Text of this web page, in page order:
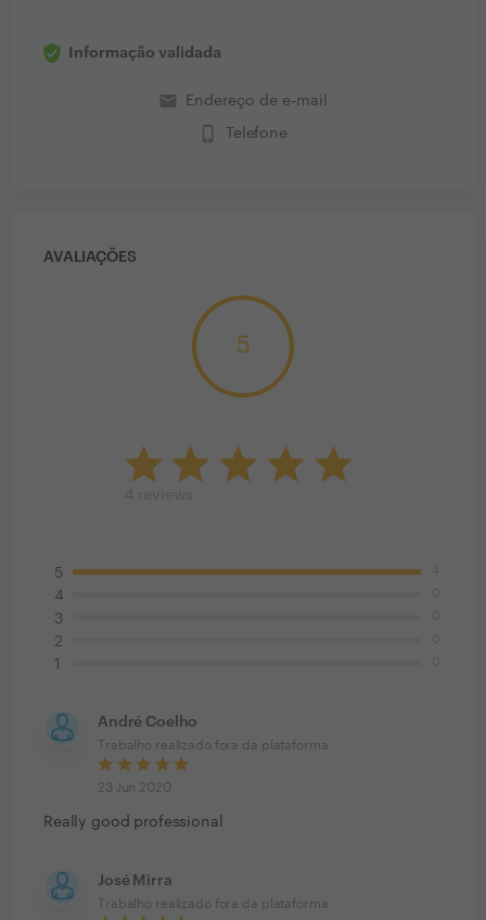
Informação validada
email Endereço de e-mail
phone_iphone Telefone
AVALIAÇÕES
5
5
4
3
2
1
André Coelho
Trabalho realizado fora da plataforma
23 Jun 2020
Really good professional
José Mirra
Trabalho realizado fora da plataforma